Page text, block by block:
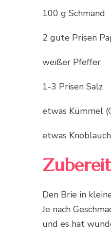
100 g Schmand
2 gute Prisen
weißer Pfeffer
1-3 Prisen Salz
etwas Kümmel
etwas
Den Brie in
Je nach
und es hat